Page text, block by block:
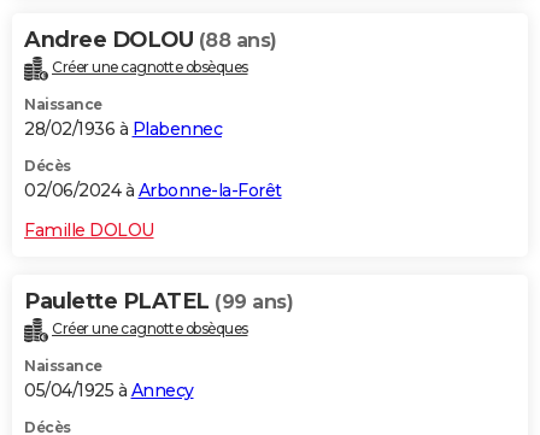
Andree DOLOU (88 ans)
Créer une cagnotte obsèques
Naissance
28/02/1936 à Plabennec
Décès
02/06/2024 à Arbonne-la-Forêt
Famille DOLOU
Paulette PLATEL (99 ans)
Créer une cagnotte obsèques
Naissance
05/04/1925 à Annecy
Décès